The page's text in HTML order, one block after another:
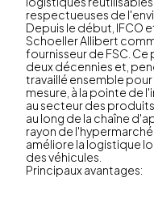
respectueuses de
Depuis le début, IFCO
Schoeller Allibert
fournisseur de FSC.
deux décennies et,
travaillé ensemble
mesure, à la pointe de
au secteur des
au long de la chaîne
rayon de
améliore la logistique
des véhicules.
Principaux avantages: